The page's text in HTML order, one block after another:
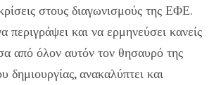
στους διαγωνισμούς της ΕΦΕ.
και να ερμηνεύσει κανείς
από όλον αυτόν τον θησαυρό της
δημιουργίας, ανακαλύπτει και